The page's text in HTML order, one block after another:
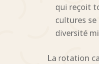
qui reçoit
cultures se
diversité
La rotation